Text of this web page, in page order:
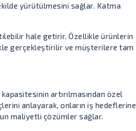
yürütülmesini sağlar. Katma
hale getirir. Özellikle ürünlerin
gerçekleştirilir ve müşterilere tam
artırılmasından özel
anlayarak, onların iş hedeflerine
maliyetli çözümler sağlar.